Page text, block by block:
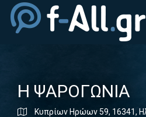
Η ΨΑΡΟΓΩΝΙΑ
Κυπρίων Ηρώων 59, 16341,